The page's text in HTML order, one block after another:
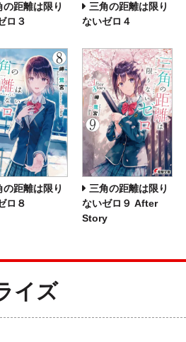
の距離は限り
ロ３
三角の距離は限り
ないゼロ４
の距離は限り
ロ８
三角の距離は限り
ないゼロ９ After
Story
イズ